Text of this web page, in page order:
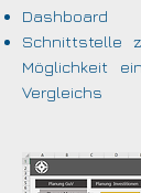
Dashboard
Schnittstelle
Möglichkeit
Vergleichs